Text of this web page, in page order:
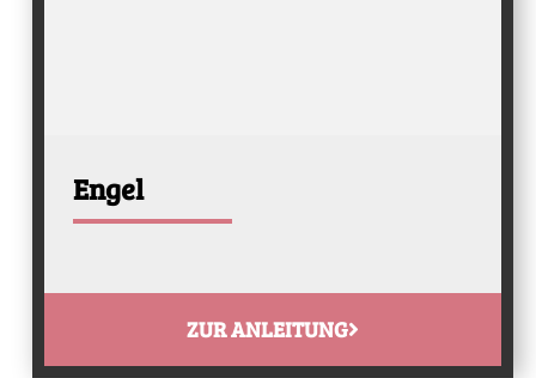
Engel
ZUR ANLEITUNG